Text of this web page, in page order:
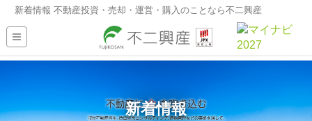
新着情報 不動産投資・売却・運営・購入のことなら不二興産
新着情報